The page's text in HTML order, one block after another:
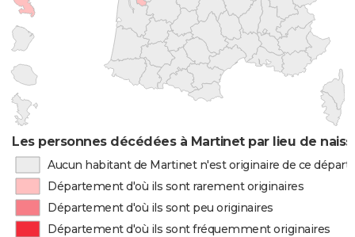
Les personnes décédées à Martinet par lieu de
Aucun habitant de Martinet n'est originaire de ce
Département d'où ils sont rarement originaires
Département d'où ils sont peu originaires
Département d'où ils sont fréquemment originaires